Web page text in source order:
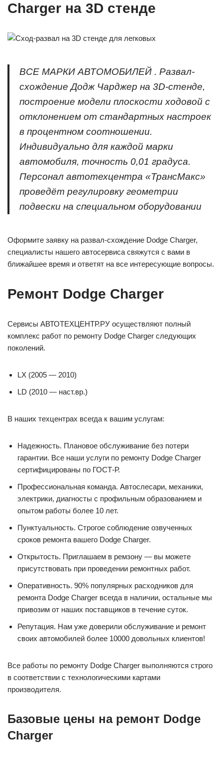
Charger на 3D стенде
ВСЕ МАРКИ АВТОМОБИЛЕЙ . Развал-
схождение Додж Чарджер на 3D-стенде,
построение модели плоскости ходовой с
отклонением от стандартных настроек
в процентном соотношении.
Индивидуально для каждой марки
автомобиля, точность 0,01 градуса.
Персонал автотехцентра «ТрансМакс»
проведёт регулировку геометрии
подвески на специальном оборудовании
Оформите заявку на развал-схождение Dodge Charger,
специалисты нашего автосервиса свяжутся с вами в
ближайшее время и ответят на все интересующие вопросы.
Ремонт Dodge Charger
Сервисы АВТОТЕХЦЕНТР.РУ осуществляют полный
комплекс работ по ремонту Dodge Charger следующих
поколений.
LX (2005 — 2010)
LD (2010 — наст.вр.)
В наших техцентрах всегда к вашим услугам:
Надежность. Плановое обслуживание без потери
гарантии. Все наши услуги по ремонту Dodge Charger
сертифицированы по ГОСТ-Р.
Профессиональная команда. Автослесари, механики,
электрики, диагносты с профильным образованием и
опытом работы более 10 лет.
Пунктуальность. Строгое соблюдение озвученных
сроков ремонта вашего Dodge Charger.
Открытость. Приглашаем в ремзону — вы можете
присутствовать при проведении ремонтных работ.
Оперативность. 90% популярных расходников для
ремонта Dodge Charger всегда в наличии, остальные мы
привозим от наших поставщиков в течение суток.
Репутация. Нам уже доверили обслуживание и ремонт
своих автомобилей более 10000 довольных клиентов!
Все работы по ремонту Dodge Charger выполняются строго
в соответствии с технологическими картами
производителя.
Базовые цены на ремонт Dodge
Charger